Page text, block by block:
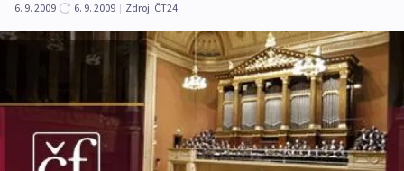
6. 9. 2009
6. 9. 2009 | Zdroj: ČT24